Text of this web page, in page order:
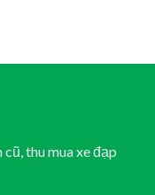
thu mua xe đạp